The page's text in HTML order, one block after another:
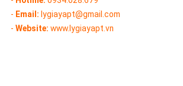
- Email: lygiayapt@gmail.com
- Website: www.lygiayapt.vn